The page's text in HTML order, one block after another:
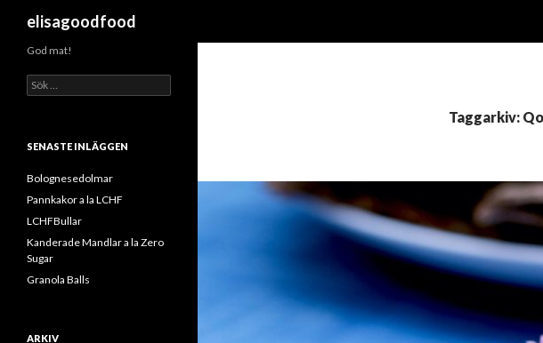
elisagoodfood
Taggarkiv:
God mat!
ö
f
e
r
SENASTE INLÄGGEN
Bolognesedolmar
Pannkakor a la LCHF
LCHFBullar
Kanderade Mandlar a la Zero
Sugar
Granola Balls
ARKIV